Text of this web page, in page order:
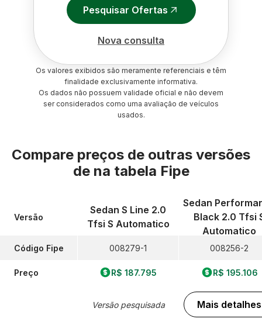
Pesquisar Ofertas
Nova consulta
Os valores exibidos são meramente referenciais e têm
finalidade exclusivamente informativa.
Os dados não possuem validade oficial e não devem
ser considerados como uma avaliação de veículos
usados.
Compare preços de outras versões
de na tabela Fipe
Versão
Código Fipe
Preço
Sedan S Line 2.0
Tfsi S Automatico
008279-1
R$ 187.795
Versão pesquisada
Sedan
Black 2.0 Tfsi
Automatico
008256-2
R$ 195.106
Mais detalhes